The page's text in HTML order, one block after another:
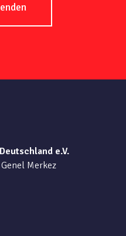
e.V.
Merkez